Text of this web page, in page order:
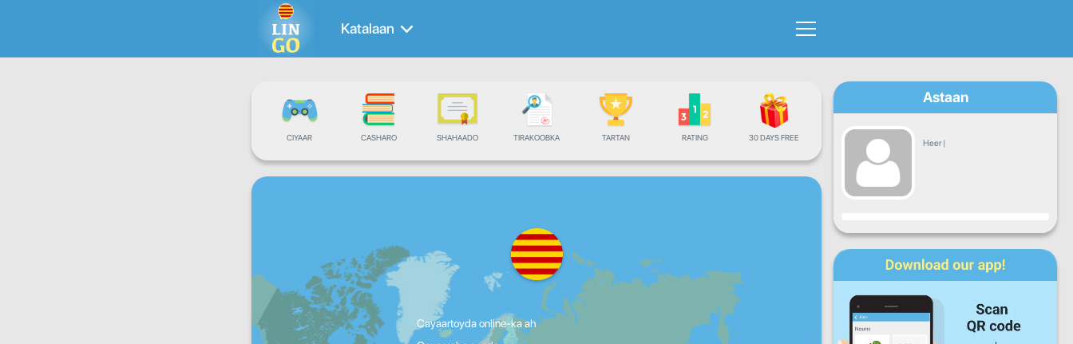
Katalaan
CIYAAR CASHARO SHAHAADO TIRAKOOBKA TARTAN RATING 30 DAYS FREE
Cayaartoyda online-ka ah
Astaan
Heer |
Hormar
Isniin Arbaco Khamiis